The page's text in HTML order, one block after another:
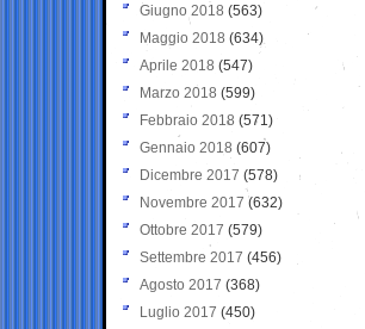
Giugno 2018 (563)
Maggio 2018 (634)
Aprile 2018 (547)
Marzo 2018 (599)
Febbraio 2018 (571)
Gennaio 2018 (607)
Dicembre 2017 (578)
Novembre 2017 (632)
Ottobre 2017 (579)
Settembre 2017 (456)
Agosto 2017 (368)
Luglio 2017 (450)